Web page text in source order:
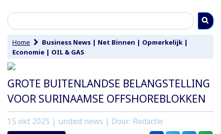
Home Business News | Net Binnen | Opmerkelijk |
Economie | OIL & GAS
GROTE BUITENLANDSE BELANGSTELLING
VOOR SURINAAMSE OFFSHOREBLOKKEN
15 okt 2025 | united news | Door: Redactie